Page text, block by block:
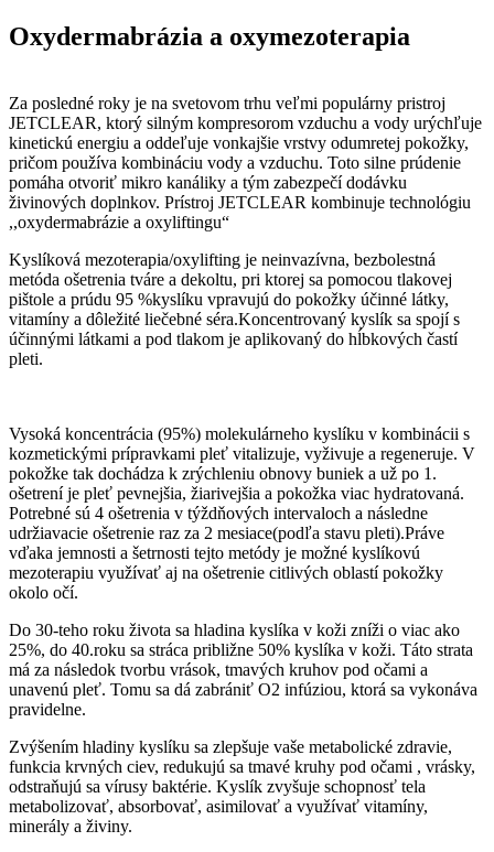
Oxydermabrázia a oxymezoterapia
Za posledné roky je na svetovom trhu veľmi populárny pristroj
JETCLEAR, ktorý silným kompresorom vzduchu a vody urýchľuje
kinetickú energiu a oddeľuje vonkajšie vrstvy odumretej pokožky,
pričom používa kombináciu vody a vzduchu. Toto silne prúdenie
pomáha otvoriť mikro kanáliky a tým zabezpečí dodávku
živinových doplnkov. Prístroj JETCLEAR kombinuje technológiu
,,oxydermabrázie a oxyliftingu“
Kyslíková mezoterapia/oxylifting je neinvazívna, bezbolestná
metóda ošetrenia tváre a dekoltu, pri ktorej sa pomocou tlakovej
pištole a prúdu 95 %kyslíku vpravujú do pokožky účinné látky,
vitamíny a dôležité liečebné séra.Koncentrovaný kyslík sa spojí s
účinnými látkami a pod tlakom je aplikovaný do hĺbkových častí
pleti.
Vysoká koncentrácia (95%) molekulárneho kyslíku v kombinácii s
kozmetickými prípravkami pleť vitalizuje, vyživuje a regeneruje. V
pokožke tak dochádza k zrýchleniu obnovy buniek a už po 1.
ošetrení je pleť pevnejšia, žiarivejšia a pokožka viac hydratovaná.
Potrebné sú 4 ošetrenia v týždňových intervaloch a následne
udržiavacie ošetrenie raz za 2 mesiace(podľa stavu pleti).Práve
vďaka jemnosti a šetrnosti tejto metódy je možné kyslíkovú
mezoterapiu využívať aj na ošetrenie citlivých oblastí pokožky
okolo očí.
Do 30-teho roku života sa hladina kyslíka v koži zníži o viac ako
25%, do 40.roku sa stráca približne 50% kyslíka v koži. Táto strata
má za následok tvorbu vrások, tmavých kruhov pod očami a
unavenú pleť. Tomu sa dá zabrániť O2 infúziou, ktorá sa vykonáva
pravidelne.
Zvýšením hladiny kyslíku sa zlepšuje vaše metabolické zdravie,
funkcia krvných ciev, redukujú sa tmavé kruhy pod očami , vrásky,
odstraňujú sa vírusy baktérie. Kyslík zvyšuje schopnosť tela
metabolizovať, absorbovať, asimilovať a využívať vitamíny,
minerály a živiny.